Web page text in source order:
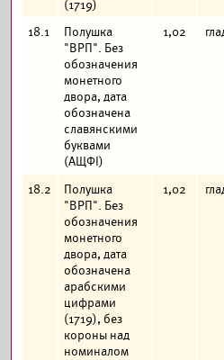
(1719)
18.1
Полушка
"ВРП". Без
обозначения
монетного
двора, дата
обозначена
славянскими
буквами
(АЩФI)
1,02
18.2
Полушка
"ВРП". Без
обозначения
монетного
двора, дата
обозначена
арабскими
цифрами
(1719), без
короны над
номиналом
1,02